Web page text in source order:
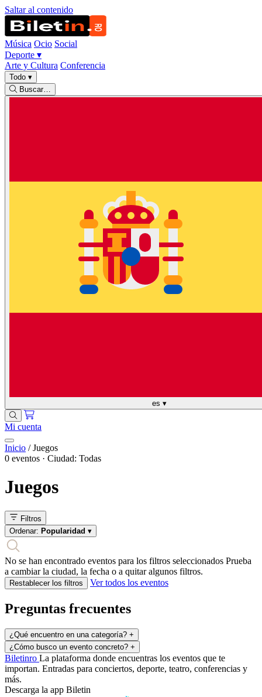
Saltar al contenido
Música Ocio Social
Deporte ▾
Arte y Cultura Conferencia
Todo ▾
Buscar…
es ▾
Mi cuenta
Inicio / Juegos
0 eventos · Ciudad: Todas
Juegos
Filtros
Ordenar: Popularidad ▾
No se han encontrado eventos para los filtros seleccionados Prueba
a cambiar la ciudad, la fecha o a quitar algunos filtros.
Restablecer los filtros Ver todos los eventos
Preguntas frecuentes
¿Qué encuentro en una categoría? +
¿Cómo busco un evento concreto? +
Biletinro La plataforma donde encuentras los eventos que te
importan. Entradas para conciertos, deporte, teatro, conferencias y
más.
Descarga la app Biletin